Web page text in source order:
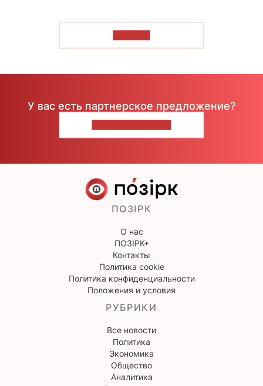
У вас есть партнерское предложение?
ПОЗІРК
О нас
ПОЗІРК+
Контакты
Политика cookie
Политика конфиденциальности
Положения и условия
РУБРИКИ
Все новости
Политика
Экономика
Общество
Аналитика